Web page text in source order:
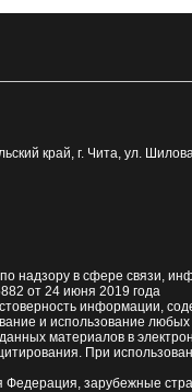
край, г. Чита, ул.
надзору в сфере связи,
от 24 июня 2019 года
информации,
и использование
материалов в
При
Федерация, зарубежные